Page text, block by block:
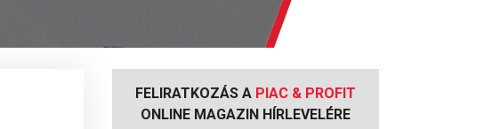
FELIRATKOZÁS A PIAC & PROFIT
ONLINE MAGAZIN HÍRLEVELÉRE